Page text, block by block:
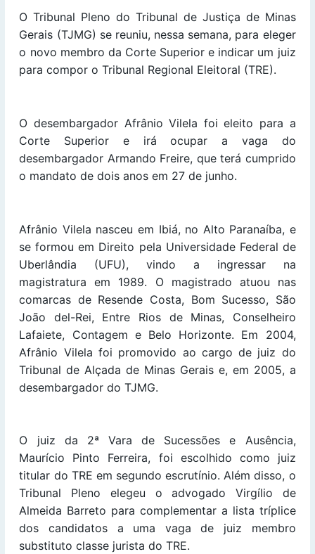
O Tribunal Pleno do Tribunal de Justiça de Minas
Gerais (TJMG) se reuniu, nessa semana, para eleger
o novo membro da Corte Superior e indicar um juiz
para compor o Tribunal Regional Eleitoral (TRE).
O desembargador Afrânio Vilela foi eleito para a
Corte Superior e irá ocupar a vaga do
desembargador Armando Freire, que terá cumprido
o mandato de dois anos em 27 de junho.
Afrânio Vilela nasceu em Ibiá, no Alto Paranaíba, e
se formou em Direito pela Universidade Federal de
Uberlândia (UFU), vindo a ingressar na
magistratura em 1989. O magistrado atuou nas
comarcas de Resende Costa, Bom Sucesso, São
João del-Rei, Entre Rios de Minas, Conselheiro
Lafaiete, Contagem e Belo Horizonte. Em 2004,
Afrânio Vilela foi promovido ao cargo de juiz do
Tribunal de Alçada de Minas Gerais e, em 2005, a
desembargador do TJMG.
O juiz da 2ª Vara de Sucessões e Ausência,
Maurício Pinto Ferreira, foi escolhido como juiz
titular do TRE em segundo escrutínio. Além disso, o
Tribunal Pleno elegeu o advogado Virgílio de
Almeida Barreto para complementar a lista tríplice
dos candidatos a uma vaga de juiz membro
substituto classe jurista do TRE.